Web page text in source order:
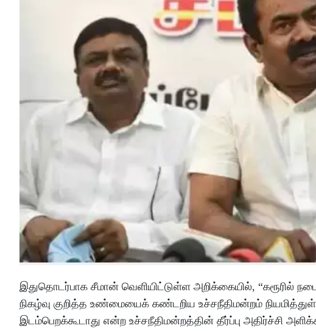
இதுதொடர்பாக சீமான் வெளியிட்டுள்ள அறிக்கையில், “கரூரில்
நிகழ்வு குறித்த உண்மையைக் கண்டறிய உச்சநீதிமன்றம்
இடம்பெறக்கூடாது என்ற உச்சநீதிமன்றத்தின் தீர்ப்பு அதிர்ச்சி